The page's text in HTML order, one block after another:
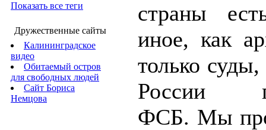
Показать все теги
Дружественные сайты
Калининградское
видео
Обитаемый остров
для свободных людей
Сайт Бориса
Немцова
страны
иное, как
только
России
ФСБ. Мы